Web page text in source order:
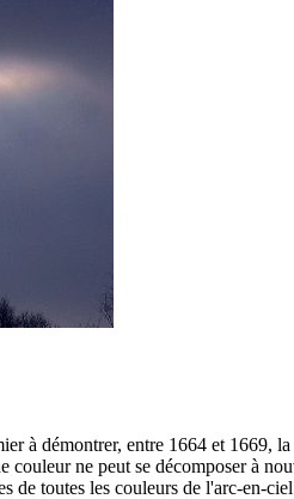
à démontrer, entre 1664 et 1669,
ne peut se décomposer à
de toutes les couleurs de l'arc-en-